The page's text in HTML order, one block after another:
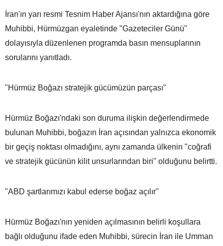
İran'ın yarı resmi Tesnim Haber Ajansı'nın aktardığına göre
Muhibbi, Hürmüzgan eyaletinde "Gazeteciler Günü"
dolayısıyla düzenlenen programda basın mensuplarının
sorularını yanıtladı.
"Hürmüz Boğazı stratejik gücümüzün parçası"
Hürmüz Boğazı'ndaki son duruma ilişkin değerlendirmede
bulunan Muhibbi, boğazın İran açısından yalnızca ekonomik
bir geçiş noktası olmadığını, aynı zamanda ülkenin "coğrafi
ve stratejik gücünün kilit unsurlarından biri" olduğunu belirtti.
"ABD şartlarımızı kabul ederse boğaz açılır"
Hürmüz Boğazı'nın yeniden açılmasının belirli koşullara
bağlı olduğunu ifade eden Muhibbi, sürecin İran ile Umman